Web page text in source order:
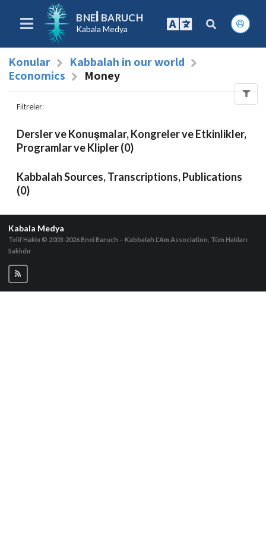
BNEI BARUCH
Kabala Medya
Konular
Kabbalah in our world
Economics
Money
Filtreler:
Dersler ve Konuşmalar, Kongreler ve Etkinlikler,
Programlar ve Klipler (0)
Kabbalah Sources, Transcriptions, Publications
(0)
Kabala Medya
Telif Hakkı © 2003-2026Bnei Baruch – Kabbalah L’Am Association, Tüm Hakları
Saklıdır